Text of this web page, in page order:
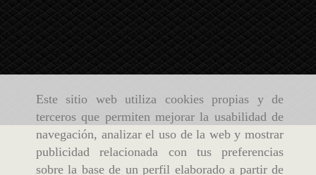
Este sitio web utiliza cookies propias y de
terceros que permiten mejorar la usabilidad de
navegación, analizar el uso de la web y mostrar
publicidad relacionada con tus preferencias
sobre la base de un perfil elaborado a partir de